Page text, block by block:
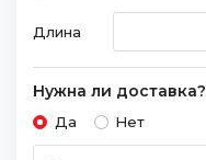
Длина
Нужна ли доставка?
Да Нет